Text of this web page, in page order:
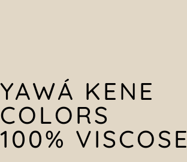
YAWÁ KENE
COLORS
100% VISCOSE